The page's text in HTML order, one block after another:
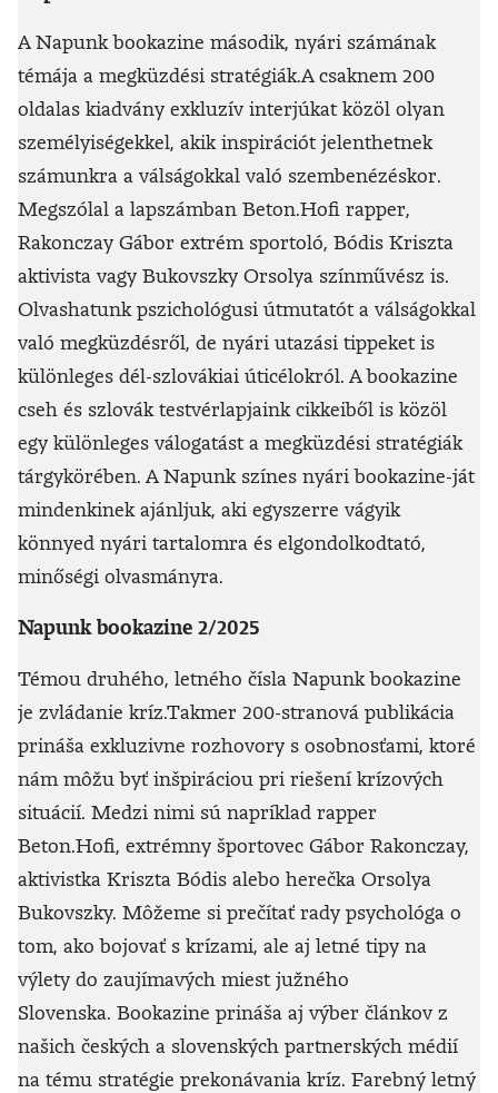
A Napunk bookazine második, nyári számának
témája a megküzdési stratégiák.A csaknem 200
oldalas kiadvány exkluzív interjúkat közöl olyan
személyiségekkel, akik inspirációt jelenthetnek
számunkra a válságokkal való szembenézéskor.
Megszólal a lapszámban Beton.Hofi rapper,
Rakonczay Gábor extrém sportoló, Bódis Kriszta
aktivista vagy Bukovszky Orsolya színművész is.
Olvashatunk pszichológusi útmutatót a válságokkal
való megküzdésről, de nyári utazási tippeket is
különleges dél-szlovákiai úticélokról. A bookazine
cseh és szlovák testvérlapjaink cikkeiből is közöl
egy különleges válogatást a megküzdési stratégiák
tárgykörében. A Napunk színes nyári bookazine-ját
mindenkinek ajánljuk, aki egyszerre vágyik
könnyed nyári tartalomra és elgondolkodtató,
minőségi olvasmányra.
Napunk bookazine 2/2025
Témou druhého, letného čísla Napunk bookazine
je zvládanie kríz.Takmer 200-stranová publikácia
prináša exkluzivne rozhovory s osobnosťami, ktoré
nám môžu byť inšpiráciou pri riešení krízových
situácií. Medzi nimi sú napríklad rapper
Beton.Hofi, extrémny športovec Gábor Rakonczay,
aktivistka Kriszta Bódis alebo herečka Orsolya
Bukovszky. Môžeme si prečítať rady psychológa o
tom, ako bojovať s krízami, ale aj letné tipy na
výlety do zaujímavých miest južného
Slovenska. Bookazine prináša aj výber článkov z
našich českých a slovenských partnerských médií
na tému stratégie prekonávania kríz. Farebný letný